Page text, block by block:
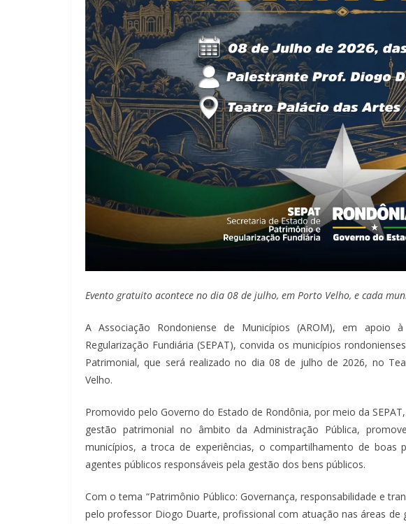
Evento gratuito acontece no dia 08 de julho, em Porto Velho, e cada
A Associação Rondoniense de Municípios (AROM), em apoio
Regularização Fundiária (SEPAT), convida os municípios
Patrimonial, que será realizado no dia 08 de julho de 2026, no
Velho.
Promovido pelo Governo do Estado de Rondônia, por meio da
gestão patrimonial no âmbito da Administração Pública,
municípios, a troca de experiências, o compartilhamento de boas
agentes públicos responsáveis pela gestão dos bens públicos.
Com o tema “Patrimônio Público: Governança, responsabilidade e
pelo professor Diogo Duarte, profissional com atuação nas áreas de